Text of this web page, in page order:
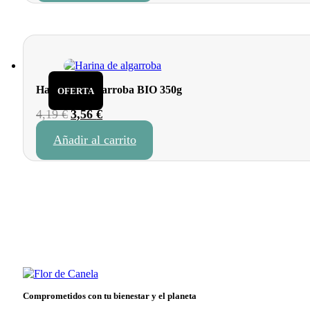
OFERTA
Harina de Algarroba BIO 350g
4,19€El
original
3,56€El
actual
Añadir al carrito
Comprometidos con tu bienestar y el planeta